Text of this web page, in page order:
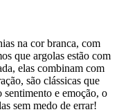
na cor branca, com
que argolas estão com
elas combinam com
são clássicas que
e emoção, o
sem medo de errar!